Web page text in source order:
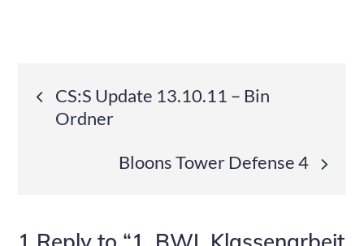
Post
navigation
CS:S Update 13.10.11 – Bin
Ordner
Bloons Tower Defense 4